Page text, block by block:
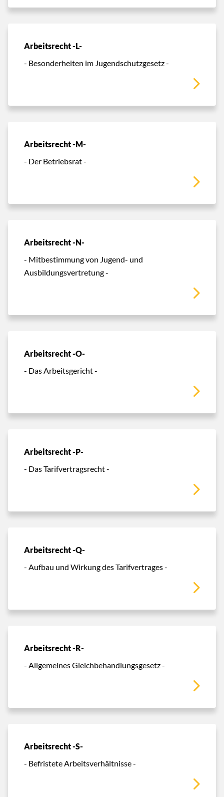
Arbeitsrecht -L-
- Besonderheiten im Jugendschutzgesetz -
Arbeitsrecht -M-
- Der Betriebsrat -
Arbeitsrecht -N-
- Mitbestimmung von Jugend- und
Ausbildungsvertretung -
Arbeitsrecht -O-
- Das Arbeitsgericht -
Arbeitsrecht -P-
- Das Tarifvertragsrecht -
Arbeitsrecht -Q-
- Aufbau und Wirkung des Tarifvertrages -
Arbeitsrecht -R-
- Allgemeines Gleichbehandlungsgesetz -
Arbeitsrecht -S-
- Befristete Arbeitsverhältnisse -